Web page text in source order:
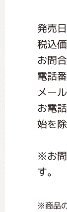
発売
税込
お問
電話
メー
お電
始を除
※お問
す。
※商品
く